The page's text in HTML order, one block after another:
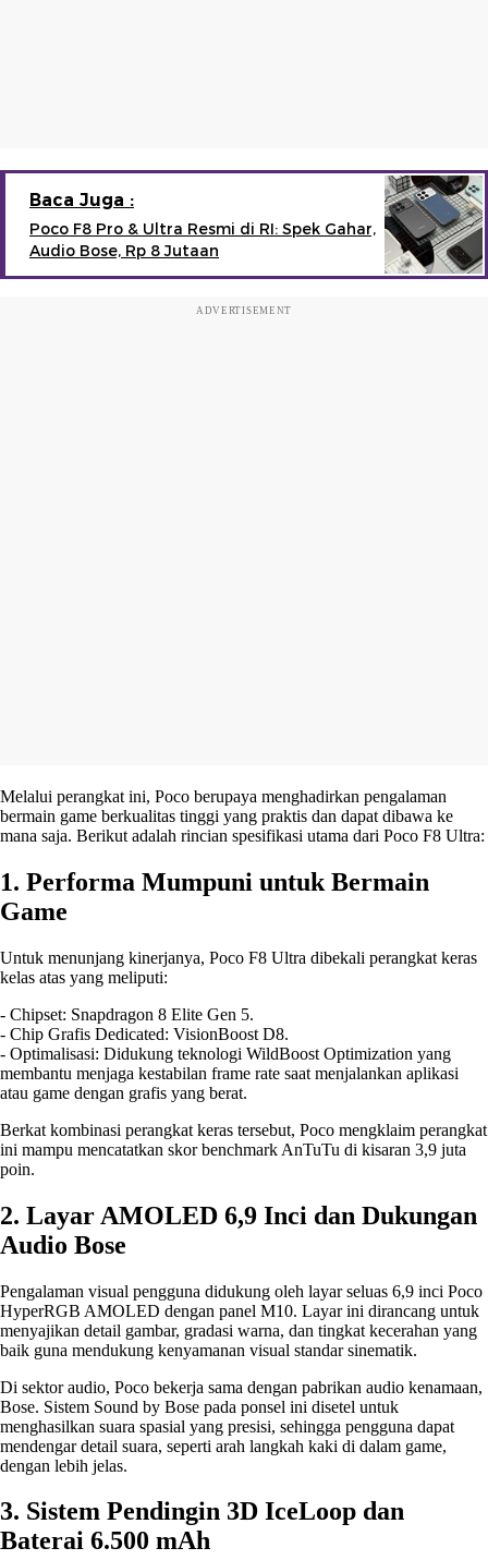
Baca Juga :
Poco F8 Pro & Ultra Resmi di RI: Spek Gahar,
Audio Bose, Rp 8 Jutaan
ADVERTISEMENT
Melalui perangkat ini, Poco berupaya menghadirkan pengalaman
bermain game berkualitas tinggi yang praktis dan dapat dibawa ke
mana saja. Berikut adalah rincian spesifikasi utama dari Poco F8 Ultra:
1. Performa Mumpuni untuk Bermain
Game
Untuk menunjang kinerjanya, Poco F8 Ultra dibekali perangkat keras
kelas atas yang meliputi:
- Chipset: Snapdragon 8 Elite Gen 5.
- Chip Grafis Dedicated: VisionBoost D8.
- Optimalisasi: Didukung teknologi WildBoost Optimization yang
membantu menjaga kestabilan frame rate saat menjalankan aplikasi
atau game dengan grafis yang berat.
Berkat kombinasi perangkat keras tersebut, Poco mengklaim perangkat
ini mampu mencatatkan skor benchmark AnTuTu di kisaran 3,9 juta
poin.
2. Layar AMOLED 6,9 Inci dan Dukungan
Audio Bose
Pengalaman visual pengguna didukung oleh layar seluas 6,9 inci Poco
HyperRGB AMOLED dengan panel M10. Layar ini dirancang untuk
menyajikan detail gambar, gradasi warna, dan tingkat kecerahan yang
baik guna mendukung kenyamanan visual standar sinematik.
Di sektor audio, Poco bekerja sama dengan pabrikan audio kenamaan,
Bose. Sistem Sound by Bose pada ponsel ini disetel untuk
menghasilkan suara spasial yang presisi, sehingga pengguna dapat
mendengar detail suara, seperti arah langkah kaki di dalam game,
dengan lebih jelas.
3. Sistem Pendingin 3D IceLoop dan
Baterai 6.500 mAh